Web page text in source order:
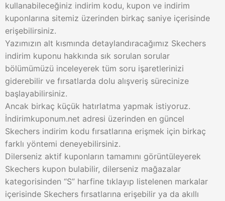
kullanabileceğiniz indirim kodu, kupon ve indirim
kuponlarına sitemiz üzerinden birkaç saniye içerisinde
erişebilirsiniz.
Yazımızın alt kısmında detaylandıracağımız Skechers
indirim kuponu hakkında sık sorulan sorular
bölümümüzü inceleyerek tüm soru işaretlerinizi
giderebilir ve fırsatlarda dolu alışveriş sürecinize
başlayabilirsiniz.
Ancak birkaç küçük hatırlatma yapmak istiyoruz.
İndirimkuponum.net adresi üzerinden en güncel
Skechers indirim kodu fırsatlarına erişmek için birkaç
farklı yöntemi deneyebilirsiniz.
Dilerseniz aktif kuponların tamamını görüntüleyerek
Skechers kupon bulabilir, dilerseniz mağazalar
kategorisinden “S” harfine tıklayıp listelenen markalar
içerisinde Skechers fırsatlarına erişebilir ya da akıllı